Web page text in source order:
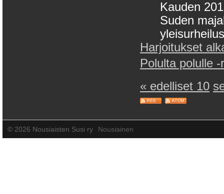
Kauden
Suden
Harjoitukset
Polulta polulle
« edelliset 10
© 2026 Nousiaisten Susi ry Nousiainen